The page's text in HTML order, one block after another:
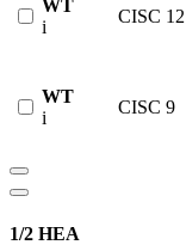
WT
i
CISC 12
WT
i
CISC 9
1/2 HEA